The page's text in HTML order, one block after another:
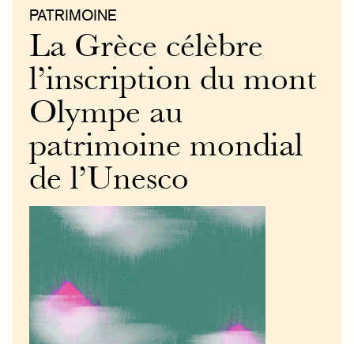
PATRIMOINE
La Grèce célèbre
l’inscription du mont
Olympe au
patrimoine mondial
de l’Unesco